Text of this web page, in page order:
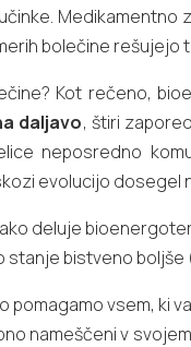
bolečine rešujejo
Kot rečeno,
daljavo, štiri
neposredno
evolucijo
deluje
bistveno
vsem, ki
nameščeni v